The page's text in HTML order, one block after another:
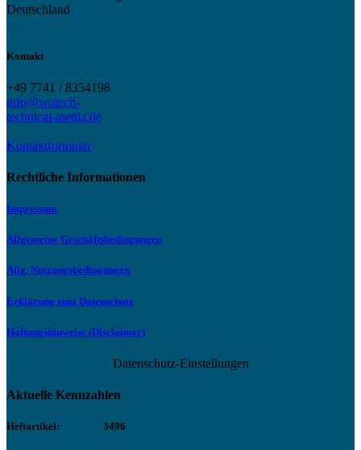
Deutschland
Kontakt
+49 7741 / 8354198
info@wotech-
technical-media.de
Kontaktformular
Rechtliche Informationen
Impressum
Allgemeine Geschäftsbedingungen
Allg. Nutzungsbedingungen
Erklärung zum Datenschutz
Haftungshinweise (Disclaimer)
Datenschutz-Einstellungen
Aktuelle Kennzahlen
Heftartikel: 3496